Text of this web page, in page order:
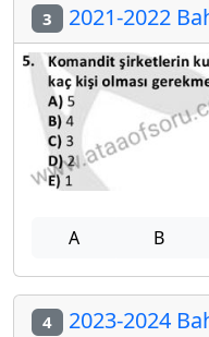
3 2021-2022
A B
4 2023-2024